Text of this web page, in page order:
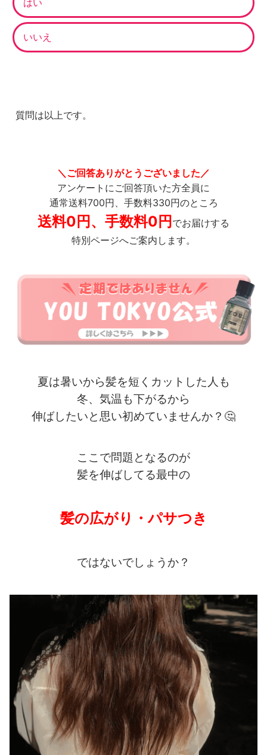
はい
いいえ
質問は以上です。
＼ご回答ありがとうございました／
アンケートにご回答頂いた方全員に
通常送料700円、手数料330円のところ
送料0円、手数料0円 でお届けする
特別ページへご案内します。
夏は暑いから髪を短くカットした人も
冬、気温も下がるから
伸ばしたいと思い初めていませんか？ 🤔
ここで問題となるのが
髪を伸ばしてる最中の
髪の広がり・パサつき
ではないでしょうか？